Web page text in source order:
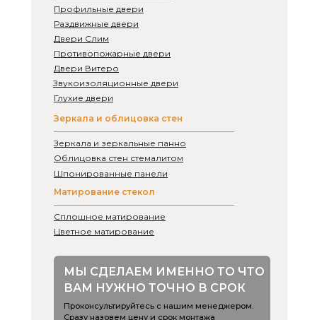
Профильные двери
Раздвижные двери
Двери Слим
Противопожарные двери
Двери Витеро
Звукоизоляционные двери
Глухие двери
Зеркала и зеркальные панно
Зеркала и облицовка стен
Облицовка стен стемалитом
Шпонированные панели
Сплошное матирование
Матирование стекол
Цветное матирование
МЫ СДЕЛАЕМ ИМЕННО ТО ЧТО
ВАМ НУЖНО ТОЧНО В СРОК
Проконсультируйтесь с нашим менеджером.
Сразу назовем цену и срок монтажа